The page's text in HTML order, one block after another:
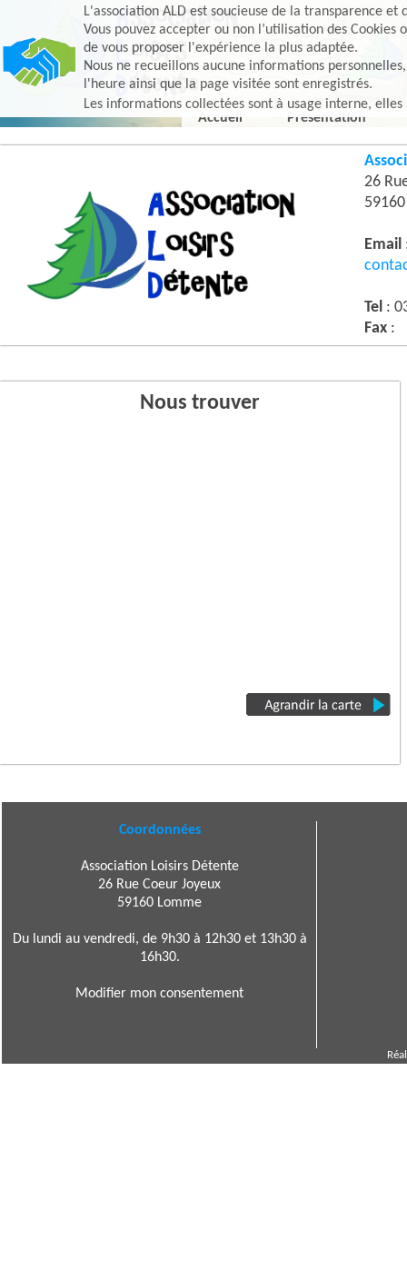
L'association ALD est soucieuse de la transparence et
Vous pouvez accepter ou non l’utilisation des
de vous proposer l'expérience la plus adaptée.
Nous ne recueillons aucune informations
l'heure ainsi que la page visitée sont enregistrés.
Les informations collectées sont à usage interne,
Accueil
Présentation
26
Email
Tel :
Fax :
Nous trouver
Coordonnées
Association Loisirs Détente
26 Rue Coeur Joyeux
59160 Lomme
Du lundi au vendredi, de 9h30 à 12h30 et 13h30 à
16h30.
Modifier mon consentement